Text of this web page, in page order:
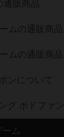
通販商品
ムの通販商品
ムの通販商品
ンについて
グ ボドファン
ム